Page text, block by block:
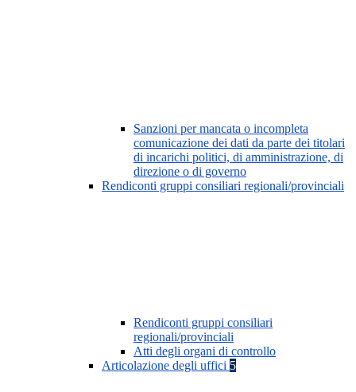
Sanzioni per mancata o incompleta
comunicazione dei dati da parte dei titolari
di incarichi politici, di amministrazione, di
direzione o di governo
Rendiconti gruppi consiliari regionali/provinciali
Rendiconti gruppi consiliari
regionali/provinciali
Atti degli organi di controllo
Articolazione degli uffici 5